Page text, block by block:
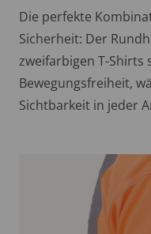
Die perfekte
Sicherheit: Der
zweifarbigen T-
Bewegungsfreiheit,
Sichtbarkeit in jeder